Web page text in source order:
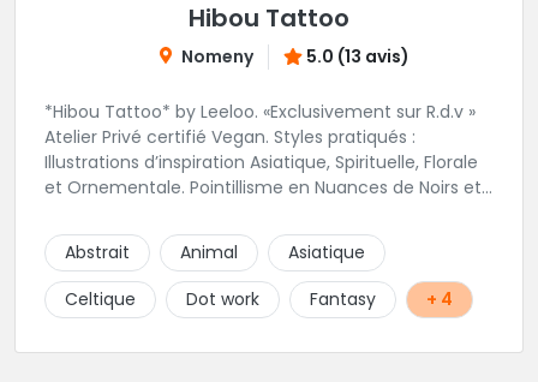
Hibou Tattoo
Nomeny 5.0 (13 avis)
*Hibou Tattoo* by Leeloo. «Exclusivement sur R.d.v »
Atelier Privé certifié Vegan. Styles pratiqués :
Illustrations d’inspiration Asiatique, Spirituelle, Florale
et Ornementale. Pointillisme en Nuances de Noirs et
de l’Atelier :
https://www.facebook.com/HibouTattoos
Abstrait Animal
Asiatique
Celtique
Dot work Fantasy + 4